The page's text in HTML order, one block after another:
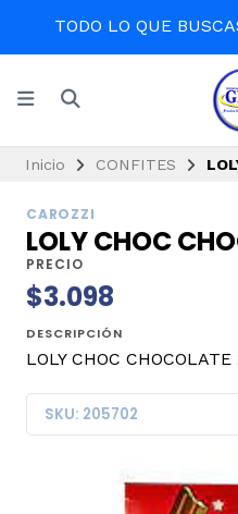
TODO LO QUE
Inicio CONFITES
CAROZZI
LOLY CHOC
PRECIO
$3.098
DESCRIPCIÓN
LOLY CHOC
SKU: 205702